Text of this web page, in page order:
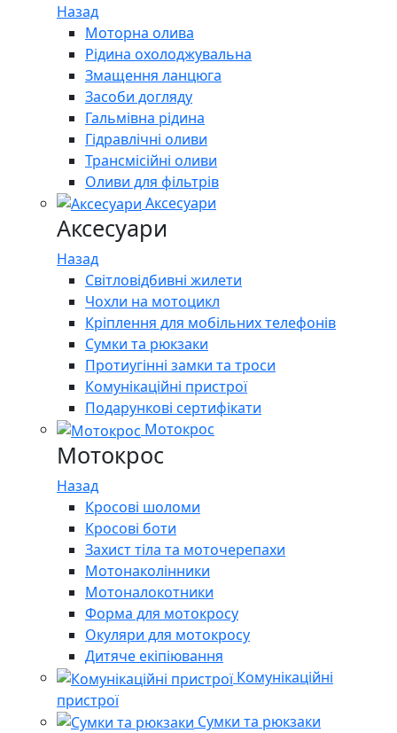
Назад
Моторна олива
Рідина охолоджувальна
Змащення ланцюга
Засоби догляду
Гальмівна рідина
Гідравлічні оливи
Трансмісійні оливи
Оливи для фільтрів
Аксесуари
Аксесуари
Назад
Світловідбивні жилети
Чохли на мотоцикл
Кріплення для мобільних телефонів
Сумки та рюкзаки
Протиугінні замки та троси
Комунікаційні пристрої
Подарункові сертифікати
Мотокрос
Мотокрос
Назад
Кросові шоломи
Кросові боти
Захист тіла та моточерепахи
Мотонаколінники
Мотоналокотники
Форма для мотокросу
Окуляри для мотокросу
Дитяче екіпіювання
Комунікаційні
пристрої
Сумки та рюкзаки